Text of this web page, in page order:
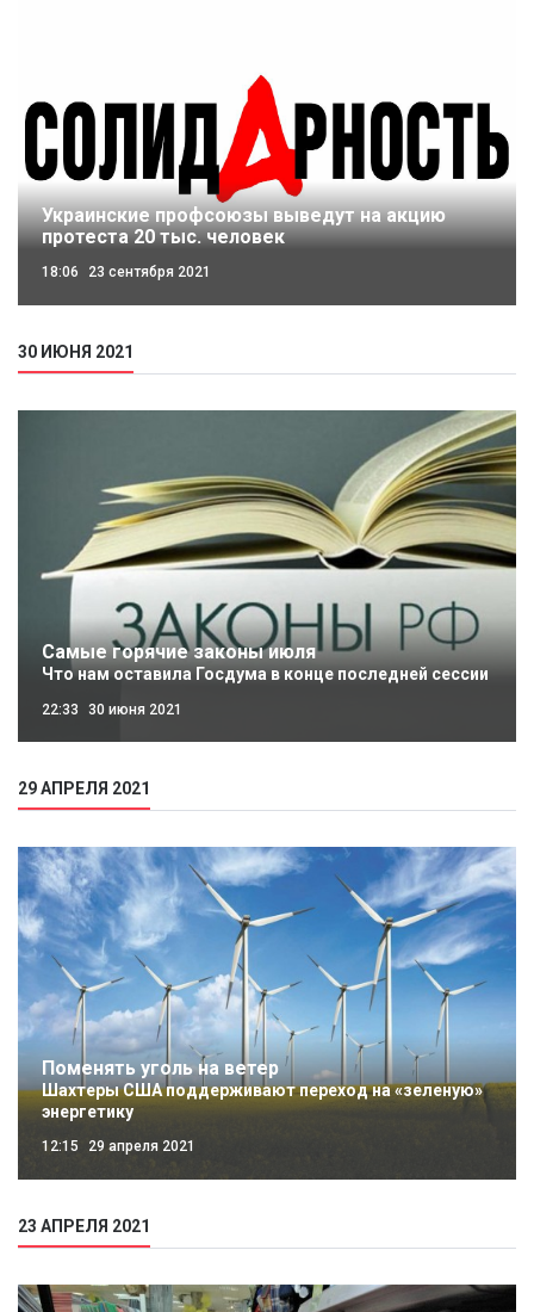
Украинские профсоюзы выведут на акцию
протеста 20 тыс. человек
18:06 23 сентября 2021
30 ИЮНЯ 2021
Самые горячие законы июля
Что нам оставила Госдума в конце последней сессии
22:33 30 июня 2021
29 АПРЕЛЯ 2021
Поменять уголь на ветер
Шахтеры США поддерживают переход на «зеленую»
энергетику
12:15 29 апреля 2021
23 АПРЕЛЯ 2021